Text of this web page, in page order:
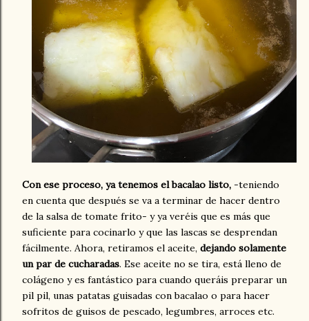
Con ese proceso, ya tenemos el bacalao listo, -teniendo
en cuenta que después se va a terminar de hacer dentro
de la salsa de tomate frito- y ya veréis que es más que
suficiente para cocinarlo y que las lascas se desprendan
fácilmente. Ahora, retiramos el aceite, dejando solamente
un par de cucharadas. Ese aceite no se tira, está lleno de
colágeno y es fantástico para cuando queráis preparar un
pil pil, unas patatas guisadas con bacalao o para hacer
sofritos de guisos de pescado, legumbres, arroces etc.